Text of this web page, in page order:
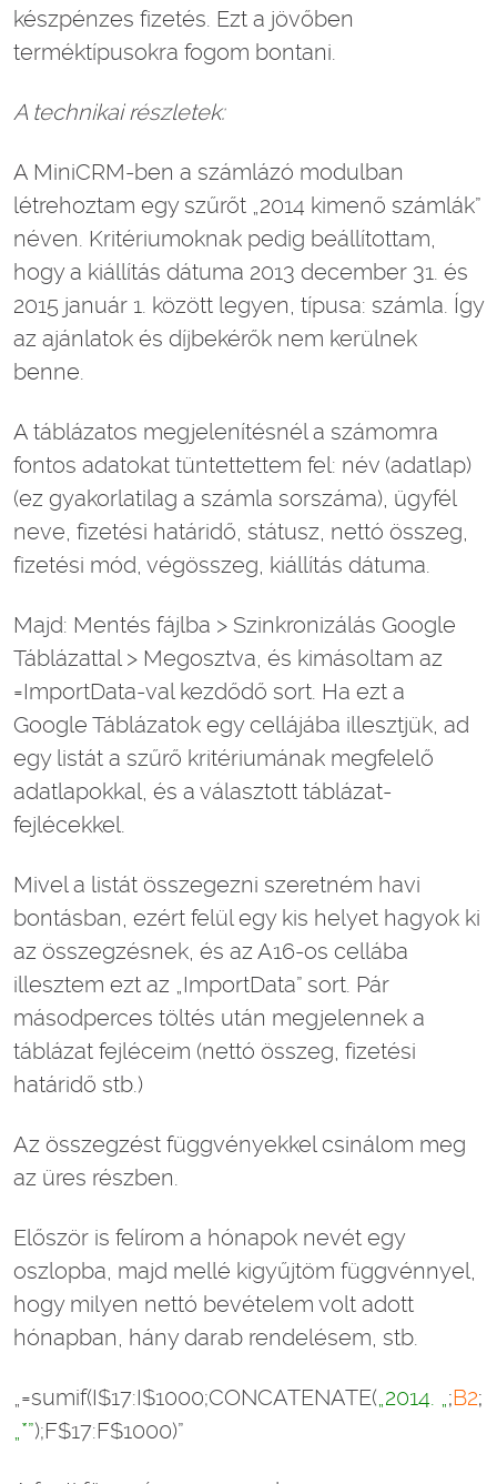
készpénzes fizetés. Ezt a jövőben
terméktípusokra fogom bontani.
A technikai részletek:
A MiniCRM-ben a számlázó modulban
létrehoztam egy szűrőt „2014 kimenő számlák”
néven. Kritériumoknak pedig beállítottam,
hogy a kiállítás dátuma 2013 december 31. és
2015 január 1. között legyen, típusa: számla. Így
az ajánlatok és díjbekérők nem kerülnek
benne.
A táblázatos megjelenítésnél a számomra
fontos adatokat tüntettettem fel: név (adatlap)
(ez gyakorlatilag a számla sorszáma), ügyfél
neve, fizetési határidő, státusz, nettó összeg,
fizetési mód, végösszeg, kiállítás dátuma.
Majd: Mentés fájlba > Szinkronizálás Google
Táblázattal > Megosztva, és kimásoltam az
=ImportData-val kezdődő sort. Ha ezt a
Google Táblázatok egy cellájába illesztjük, ad
egy listát a szűrő kritériumának megfelelő
adatlapokkal, és a választott táblázat-
fejlécekkel.
Mivel a listát összegezni szeretném havi
bontásban, ezért felül egy kis helyet hagyok ki
az összegzésnek, és az A16-os cellába
illesztem ezt az „ImportData” sort. Pár
másodperces töltés után megjelennek a
táblázat fejléceim (nettó összeg, fizetési
határidő stb.)
Az összegzést függvényekkel csinálom meg
az üres részben.
Először is felírom a hónapok nevét egy
oszlopba, majd mellé kigyűjtöm függvénnyel,
hogy milyen nettó bevételem volt adott
hónapban, hány darab rendelésem, stb.
„=sumif(I$17:I$1000;CONCATENATE( „2014. „ ;B2;
„*”);F$17:F$1000)”